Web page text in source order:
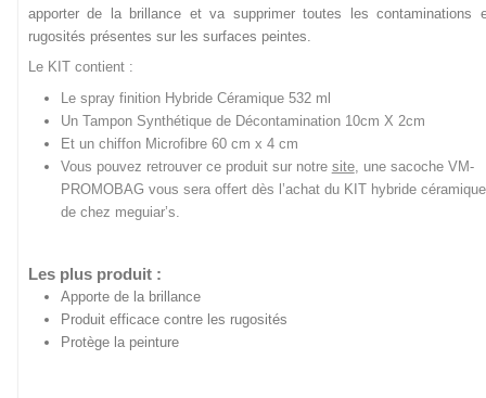
apporter de la brillance et va supprimer toutes les contaminations
rugosités présentes sur les surfaces peintes.
Le KIT contient :
Le spray finition Hybride Céramique 532 ml
Un Tampon Synthétique de Décontamination 10cm X 2cm
Et un chiffon Microfibre 60 cm x 4 cm
Vous pouvez retrouver ce produit sur notre site, une sacoche VM-
PROMOBAG vous sera offert dès l’achat du KIT hybride céramique
de chez meguiar’s.
Les plus produit :
Apporte de la brillance
Produit efficace contre les rugosités
Protège la peinture